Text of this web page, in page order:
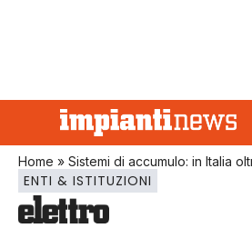
Home » Sistemi di accumulo: in Italia
ENTI & ISTITUZIONI